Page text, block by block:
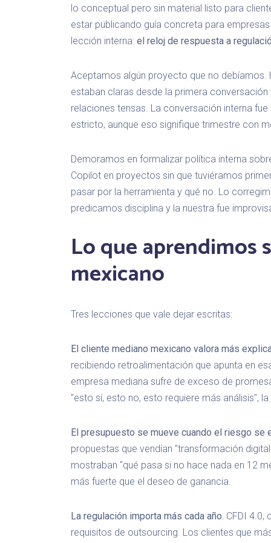
lo conceptual pero sin material listo para
estar publicando guía concreta para
lección interna: el reloj de respuesta a
Aceptamos algún proyecto que no
estaban claras desde la primera
relaciones tensas. La conversación interna
estricto, aunque eso signifique trimestre con
Demoramos en formalizar política interna
Copilot en proyectos sin que tuviéramos
pasar por la herramienta y qué no. Lo
predicamos disciplina y la nuestra fue
Lo que aprendimos
mexicano
Tres lecciones que vale dejar escritas:
El cliente mediano mexicano valora más
recibiendo retroalimentación que apunta en
empresa mediana sufre de exceso de
"esto sí, esto no, esto requiere más análisis",
El presupuesto se mueve cuando el riesgo se
propuestas que vendían "transformación
mostraban "qué pasa si no hace nada en 12
más fuerte que el deseo de ganancia.
La regulación importa más cada año. CFDI 4.0,
requisitos de outsourcing. Los clientes que